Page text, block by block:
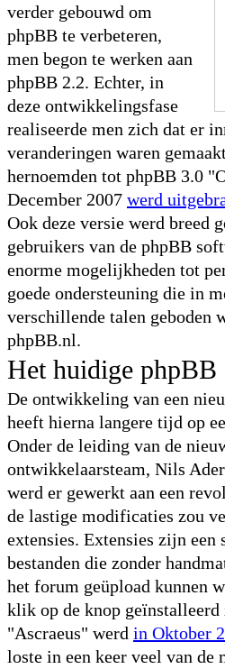
verder gebouwd om
phpBB te verbeteren,
men begon te werken aan
phpBB 2.2. Echter, in
deze ontwikkelingsfase
realiseerde men zich dat er
veranderingen waren
hernoemden tot phpBB 3.0
December 2007 werd
Ook deze versie werd breed
gebruikers van de phpBB
enorme mogelijkheden tot
goede ondersteuning die in
verschillende talen geboden
phpBB.nl.
Het huidige phpBB
De ontwikkeling van een
heeft hierna langere tijd op
Onder de leiding van de
ontwikkelaarsteam, Nils
werd er gewerkt aan een
de lastige modificaties zou
extensies. Extensies zijn een
bestanden die zonder
het forum geüpload kunnen
klik op de knop geïnstalleerd
"Ascraeus" werd in Oktober
loste in een keer veel van de